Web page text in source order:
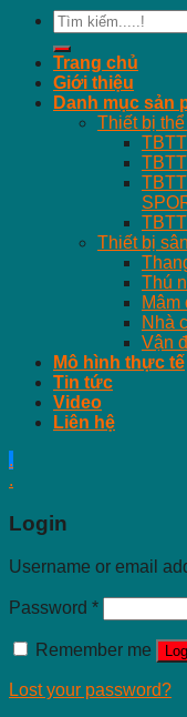
Search
for:
Trang chủ
Giới thiệu
Danh mục sản
Thiết bị
Thiết bị
Thú
Mâm
Nhà
Vận
Mô hình thực tế
Tin tức
Video
Liên hệ
.
.
Login
Username or email
Password *
Remember me
Lost your password?